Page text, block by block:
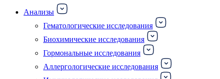
Анализы
Гематологические исследования
Биохимические исследования
Гормональные исследования
Аллергологические исследования